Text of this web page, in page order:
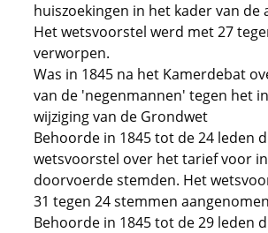
huiszoekingen in het kader van de
Het wetsvoorstel werd met 27
verworpen.
Was in 1845 na het Kamerdebat
van de 'negenmannen' tegen het
wijziging van de Grondwet
Behoorde in 1845 tot de 24 leden
wetsvoorstel over het tarief voor
doorvoerde stemden. Het
31 tegen 24 stemmen
Behoorde in 1845 tot de 29 leden